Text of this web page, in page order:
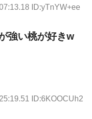
ID:yTnYW+ee
強い桃が好きw
ID:6KOOCUh2